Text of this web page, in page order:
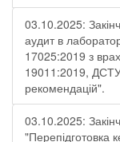
03.10.2025:
аудит в
17025:2019 з
19011:2019,
рекомендацій".
03.10.2025:
"Перепідготовка